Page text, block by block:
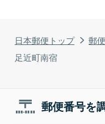
日本郵便トップ 郵
足近町南宿
郵便番号を